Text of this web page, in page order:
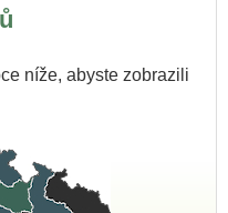
níže, abyste zobrazili